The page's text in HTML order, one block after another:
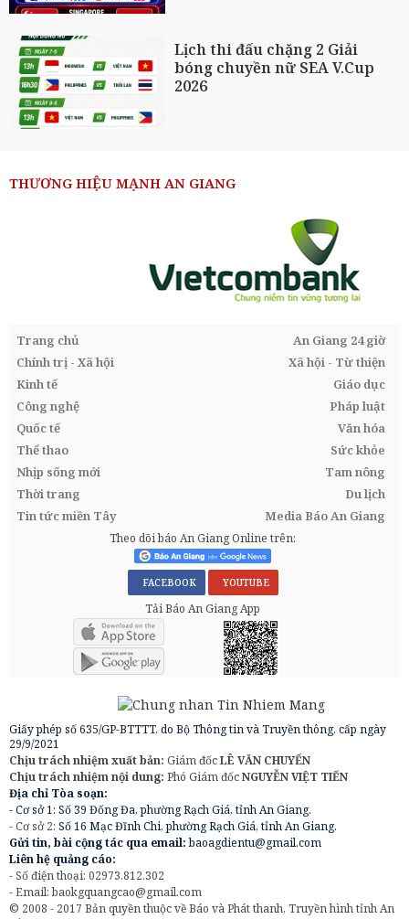
Lịch thi đấu chặng 2 Giải
bóng chuyền nữ SEA V.Cup
2026
THƯƠNG HIỆU MẠNH AN GIANG
Trang chủ
An Giang 24 giờ
Chính trị - Xã hội
Xã hội - Từ thiện
Kinh tế
Giáo dục
Công nghệ
Pháp luật
Quốc tế
Văn hóa
Thể thao
Sức khỏe
Nhịp sống mới
Tam nông
Thời trang
Du lịch
Tin tức miền Tây
Media Báo An Giang
Theo dõi báo An Giang Online trên:
FACEBOOK YOUTUBE
Tải Báo An Giang App
Giấy phép số 635/GP-BTTTT, do Bộ Thông tin và Truyền thông, cấp ngày
29/9/2021
Chịu trách nhiệm xuất bản: Giám đốcLÊ VĂN CHUYỂN
Chịu trách nhiệm nội dung: Phó Giám đốcNGUYỄN VIỆT TIẾN
Địa chỉ Tòa soạn:
- Cơ sở 1: Số 39 Đống Đa, phường Rạch Giá, tỉnh An Giang.
- Cơ sở 2: Số 16 Mạc Đĩnh Chi, phường Rạch Giá, tỉnh An Giang.
Gửi tin, bài cộng tác qua email:baoagdientu@gmail.com
Liên hệ quảng cáo:
- Số điện thoại: 02973.812.302
- Email:baokgquangcao@gmail.com
© 2008 - 2017 Bản quyền thuộc về Báo và Phát thanh, Truyền hình tỉnh An